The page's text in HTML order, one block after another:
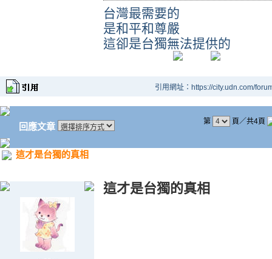
台灣最需要的
是和平和尊嚴
這卻是台獨無法提供的
引用網址：https://city.udn.com/
回應文章 第 頁／共4頁
這才是台獨的真相
這才是台獨的真相